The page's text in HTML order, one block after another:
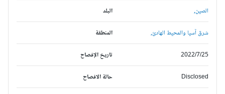
البلد الصين,
المنطقة شرق آسيا والمحيط الهادئ,
تاريخ الإفصاح 2022/7/25
حالة الافصاح Disclosed